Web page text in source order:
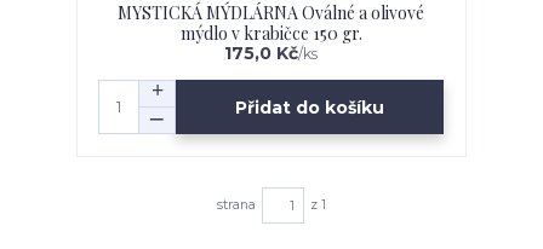
MYSTICKÁ MÝDLÁRNA Oválné a olivové
mýdlo v krabičce 150 gr.
175,0 Kč/ks
Přidat do košíku
strana z 1